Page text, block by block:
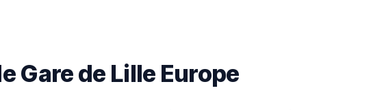
Gare de Lille Europe